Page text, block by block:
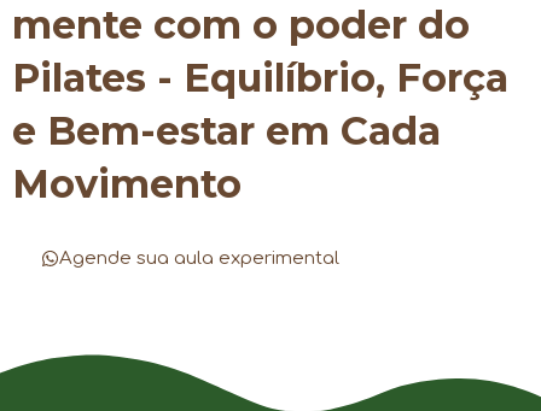
mente com o poder do
Pilates - Equilíbrio, Força
e Bem-estar em Cada
Movimento
Agende sua aula experimental